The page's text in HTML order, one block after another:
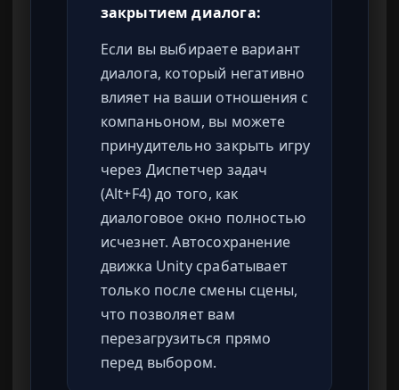
закрытием диалога:
Если вы выбираете вариант
диалога, который негативно
влияет на ваши отношения с
компаньоном, вы можете
принудительно закрыть игру
через Диспетчер задач
(Alt+F4) до того, как
диалоговое окно полностью
исчезнет. Автосохранение
движка Unity срабатывает
только после смены сцены,
что позволяет вам
перезагрузиться прямо
перед выбором.